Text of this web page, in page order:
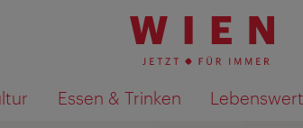
Essen & Trinken